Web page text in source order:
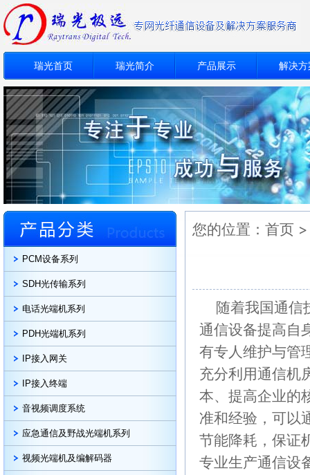
瑞光首页 瑞光简介 产品展示 解决方
PCM设备系列
SDH光传输系列
电话光端机系列
PDH光端机系列
IP接入网关
IP接入终端
音视频调度系统
应急通信及野战光端机系列
视频光端机及编解码器
您的位置： 首页
随着我国通信
通信设备提高自
有专人维护与管
充分利用通信机
本、提高企业的
准和经验，可以
节能降耗，保证
专业生产通信设